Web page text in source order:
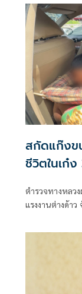
เดินสะพัด ชี้เป็
สกัดแก๊งข
ชีวิตในเก๋
ตำรวจทางหลว
แรงงานต่างด้าว